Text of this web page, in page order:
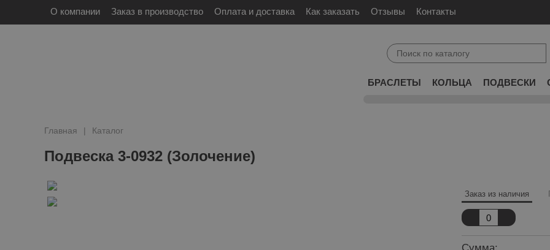
О компании Заказ в производство Оплата и доставка Как заказать Отзывы Контакты
БРАСЛЕТЫ КОЛЬЦА ПОДВЕСКИ
Главная Каталог
Подвеска 3-0932 (Золочение)
Заказ из наличия